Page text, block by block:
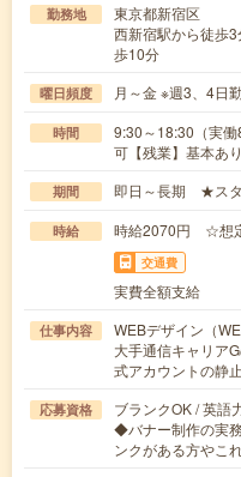
勤務地
東京都新宿区
西新宿駅から徒歩
歩10分
曜日頻度 月～金 ※週3、4日
時間
9:30～18:30（実
可【残業】基本あ
期間 即日～長期 ★スタ
時給 時給2070円 ☆想
交通費
実費全額支給
仕事内容
WEBデザイン（
大手通信キャリア
式アカウントの静
応募資格
ブランクOK / 英語
◆バナー制作の実
ンクがある方やこ